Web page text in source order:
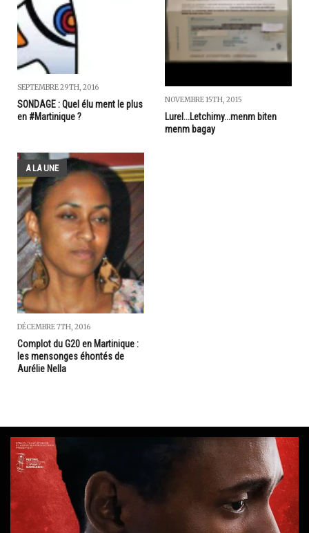
SEPTEMBRE 29TH, 2016
SONDAGE : Quel élu ment le plus
en #Martinique ?
NOVEMBRE 15TH, 2015
Lurel...Letchimy...menm biten
menm bagay
A LA UNE
DÉCEMBRE 7TH, 2016
Complot du G20 en Martinique :
les mensonges éhontés de
Aurélie Nella